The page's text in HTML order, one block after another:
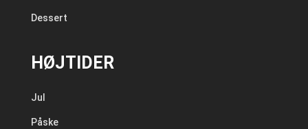
Dessert
HØJTIDER
Jul
Påske